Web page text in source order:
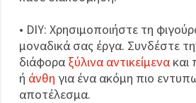
• DIY: Χρησιμοποιήστε τη
μοναδικά σας έργα. Συνδέστε
διάφορα ξύλινα αντικείμενα και
ή άνθη για ένα ακόμη πιο
αποτέλεσμα.